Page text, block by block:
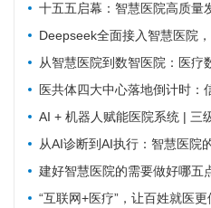
十五五启幕：智慧医院高质量发展新征程—— 新一代 HIS/EMR + AI + 大
Deepseek全面接入智慧医院
从智慧医院到数智医院：医疗数字
医共体四大中心落地倒计时：信息科
AI + 机器人赋能医院系统 | 三级医院评审系统重
从AI诊断到AI执行：智慧医院的真正
建好智慧医院的需要做好哪五
“互联网+医疗”，让百姓就医更